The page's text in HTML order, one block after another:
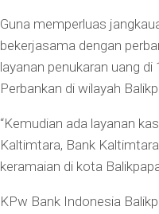
Guna memperluas
bekerjasama dengan
layanan penukaran uang
Perbankan di wilayah
“Kemudian ada layanan
Kaltimtara, Bank
keramaian di kota
KPw Bank Indonesia